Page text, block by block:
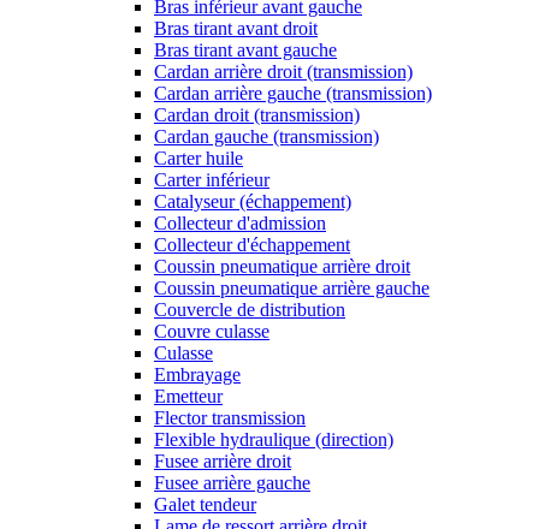
Bras inférieur avant gauche
Bras tirant avant droit
Bras tirant avant gauche
Cardan arrière droit (transmission)
Cardan arrière gauche (transmission)
Cardan droit (transmission)
Cardan gauche (transmission)
Carter huile
Carter inférieur
Catalyseur (échappement)
Collecteur d'admission
Collecteur d'échappement
Coussin pneumatique arrière droit
Coussin pneumatique arrière gauche
Couvercle de distribution
Couvre culasse
Culasse
Embrayage
Emetteur
Flector transmission
Flexible hydraulique (direction)
Fusee arrière droit
Fusee arrière gauche
Galet tendeur